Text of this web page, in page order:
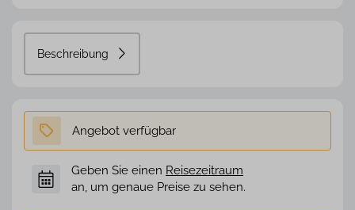
Beschreibung
Geben Sie einen Reisezeitraum
an, um genaue Preise zu sehen.